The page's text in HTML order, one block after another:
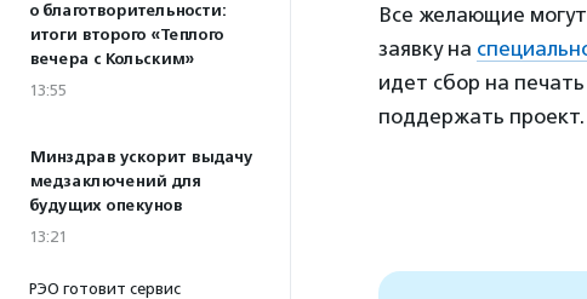
о благотворительности:
итоги второго «Теплого
вечера с Кольским»
13:55
Минздрав ускорит выдачу
медзаключений для
будущих опекунов
13:21
РЭО готовит сервис
Все желающие могут
заявку на
идет сбор на
поддержать проект.